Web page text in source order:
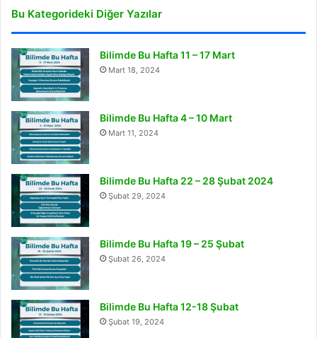
Bu Kategorideki Diğer Yazılar
Bilimde Bu Hafta 11 – 17 Mart
Mart 18, 2024
Bilimde Bu Hafta 4 – 10 Mart
Mart 11, 2024
Bilimde Bu Hafta 22 – 28 Şubat 2024
Şubat 29, 2024
Bilimde Bu Hafta 19 – 25 Şubat
Şubat 26, 2024
Bilimde Bu Hafta 12-18 Şubat
Şubat 19, 2024